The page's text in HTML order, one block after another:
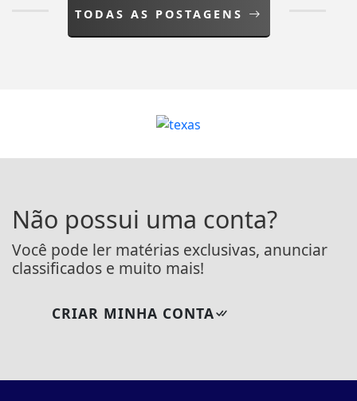
TODAS AS POSTAGENS
Não possui uma conta?
Você pode ler matérias exclusivas, anunciar
classificados e muito mais!
CRIAR MINHA CONTA